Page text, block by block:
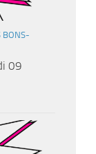
BONS-
09